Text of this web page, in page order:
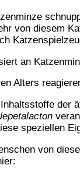
von diesem
Alters
Inhaltsstoffe der
speziellen
von